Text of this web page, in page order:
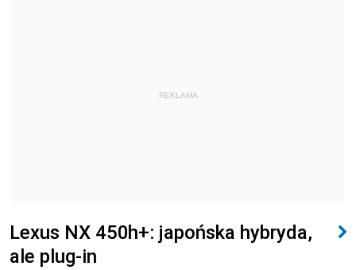
REKLAMA
Lexus NX 450h+: japońska hybryda,
ale plug-in